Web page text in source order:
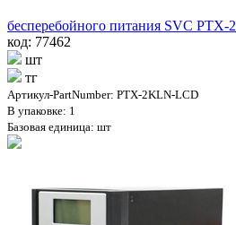
бесперебойного питания SVC
код: 77462
шт
тг
Артикул-PartNumber: PTX-2KLN-LCD
В упаковке: 1
Базовая единица: шт